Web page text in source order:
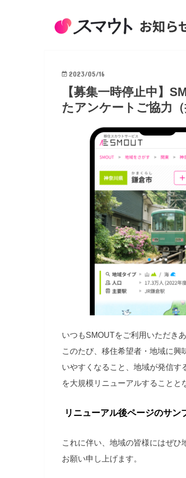
2023/05/16
【募集一時停止中】
たアンケートご協力
いつもSMOUTをご利用いただき
このたび、移住希望者・地域に
いやすくなること、地域が発信す
を大規模リニューアルすることと
リニューアル後ページのサン
これに伴い、地域の皆様にはぜ
お願い申し上げます。